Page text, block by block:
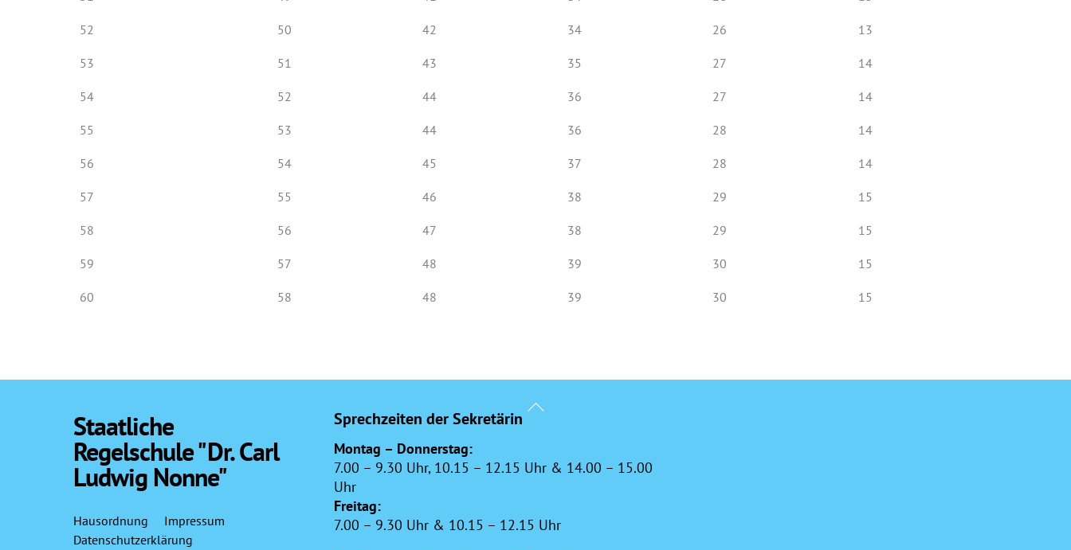
52 50 42 34 26 13
53 51 43 35 27 14
54 52 44 36 27 14
55 53 44 36 28 14
56 54 45 37 28 14
57 55 46 38 29 15
58 56 47 38 29 15
59 57 48 39 30 15
60 58 48 39 30 15
Back
Staatliche
Regelschule "Dr. Carl
Ludwig Nonne"
Hausordnung
Impressum
Datenschutzerklärung
Sprechzeiten der Sekretärin
Montag – Donnerstag:
7.00 – 9.30 Uhr, 10.15 – 12.15 Uhr & 14.00 – 15.00
Uhr
Freitag:
7.00 – 9.30 Uhr & 10.15 – 12.15 Uhr